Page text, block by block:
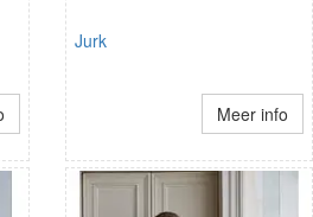
Jurk
Meer info